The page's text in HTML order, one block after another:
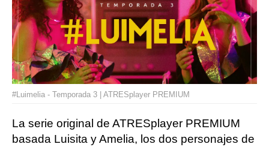
#Luimelia - Temporada 3 | ATRESplayer PREMIUM
La serie original de ATRESplayer PREMIUM
basada Luisita y Amelia, los dos personajes de